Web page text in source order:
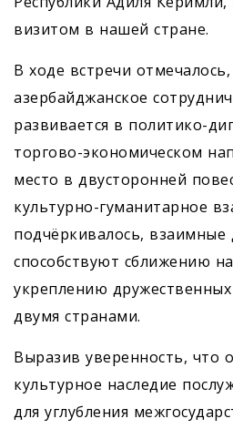
визитом в нашей стране.
В ходе встречи
азербайджанское
развивается в политико-
торгово-экономическом
место в двусторонней
культурно-гуманитарное
подчёркивалось, взаимные
способствуют сближению
укреплению
двумя странами.
Выразив уверенность, что
культурное наследие
для углубления